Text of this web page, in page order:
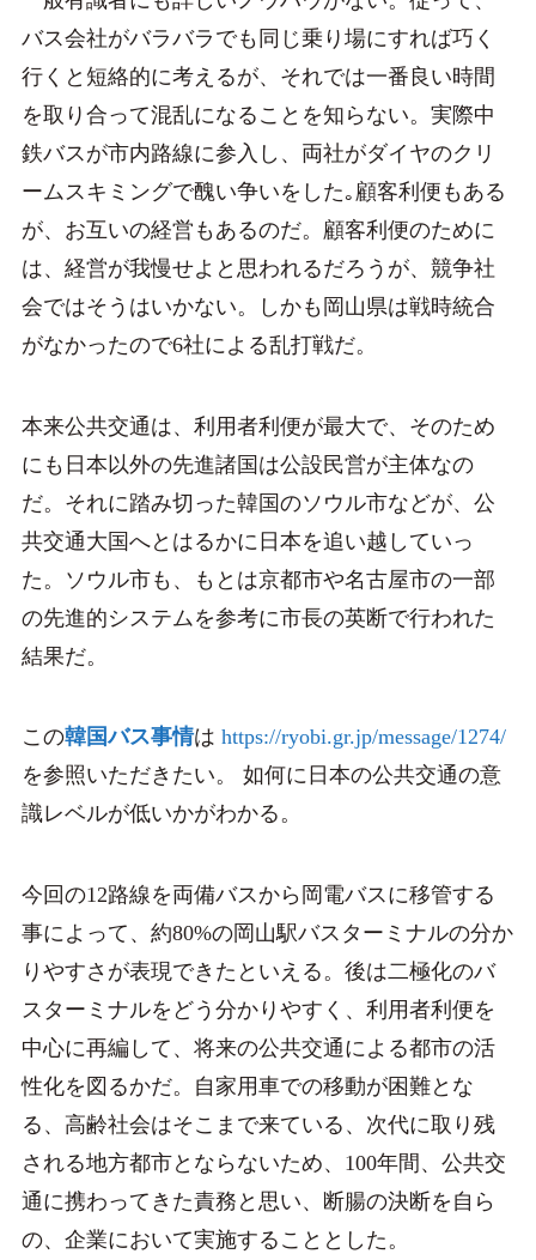
バス会社がバラバラでも同じ乗り場にすれば巧く
行くと短絡的に考えるが、それでは一番良い時間
を取り合って混乱になることを知らない。実際中
鉄バスが市内路線に参入し、両社がダイヤのクリ
ームスキミングで醜い争いをした｡顧客利便もある
が、お互いの経営もあるのだ。顧客利便のために
は、経営が我慢せよと思われるだろうが、競争社
会ではそうはいかない。しかも岡山県は戦時統合
がなかったので6社による乱打戦だ。
本来公共交通は、利用者利便が最大で、そのため
にも日本以外の先進諸国は公設民営が主体なの
だ。それに踏み切った韓国のソウル市などが、公
共交通大国へとはるかに日本を追い越していっ
た。ソウル市も、もとは京都市や名古屋市の一部
の先進的システムを参考に市長の英断で行われた
結果だ。
この韓国バス事情は https://ryobi.gr.jp/message/1274/
を参照いただきたい。 如何に日本の公共交通の意
識レベルが低いかがわかる。
今回の12路線を両備バスから岡電バスに移管する
事によって、約80%の岡山駅バスターミナルの分か
りやすさが表現できたといえる。後は二極化のバ
スターミナルをどう分かりやすく、利用者利便を
中心に再編して、将来の公共交通による都市の活
性化を図るかだ。自家用車での移動が困難とな
る、高齢社会はそこまで来ている、次代に取り残
される地方都市とならないため、100年間、公共交
通に携わってきた責務と思い、断腸の決断を自ら
の、企業において実施することとした。